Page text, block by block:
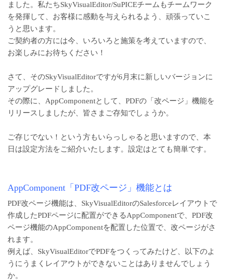
ました。私たちSkyVisualEditor/SuPICEチームもチームワーク
を発揮して、お客様に感動を与えられるよう、頑張っていこ
うと思います。
ご契約者の方には今、いろいろと施策を考えていますので、
お楽しみにお待ちください！
さて、そのSkyVisualEditorですが6月末に新しいバージョンに
アップグレードしました。
その際に、AppComponentとして、PDFの「改ページ」機能を
リリースしましたが、皆さまご存知でしょうか。
ご存じでない！という方もいらっしゃると思いますので、本
日は設定方法をご紹介いたします。設定はとても簡単です。
AppComponent「PDF改ページ」機能とは
PDF改ページ機能は、SkyVisualEditorのSalesforceレイアウトで
作成したPDFページに配置ができるAppComponentで、PDF改
ページ機能のAppComponentを配置した位置で、改ページがさ
れます。
例えば、SkyVisualEditorでPDFをつくってみたけど、以下のよ
うにうまくレイアウトができないことはありませんでしょう
か。